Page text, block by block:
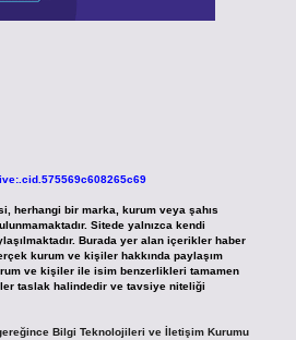
herhangi bir marka, kurum veya şahıs
Sitede yalnızca kendi
Burada yer alan içerikler haber
kurum ve kişiler hakkında paylaşım
ve kişiler ile isim benzerlikleri tamamen
taslak halindedir ve tavsiye niteliği
Bilgi Teknolojileri ve İletişim Kurumu